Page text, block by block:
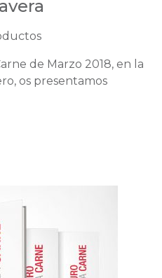
de Marzo 2018, en la
os presentamos